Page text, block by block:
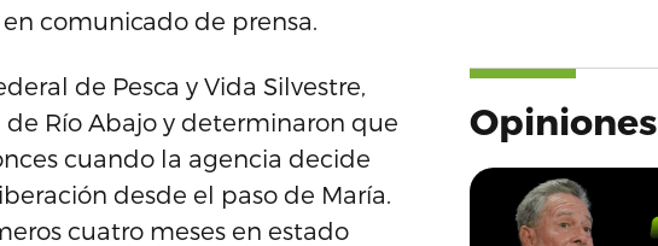
comunicado de prensa.
de Pesca y Vida Silvestre,
Río Abajo y determinaron que
cuando la agencia decide
desde el paso de María.
cuatro meses en estado
Opiniones